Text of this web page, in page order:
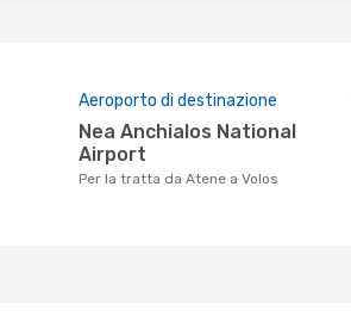
Aeroporto di destinazione
Nea Anchialos National
Airport
Per la tratta da Atene a Volos